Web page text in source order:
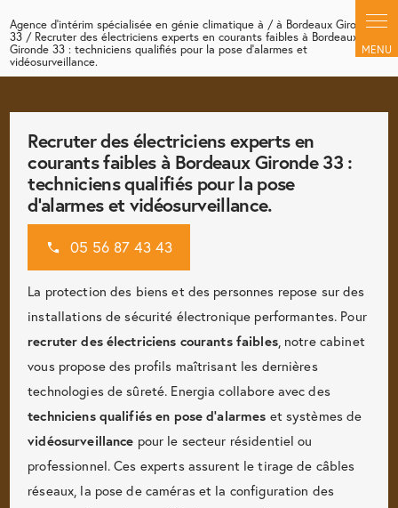
Agence d'intérim spécialisée en génie climatique à / à Bordeaux Gironde
33 / Recruter des électriciens experts en courants faibles à Bordeaux
Gironde 33 : techniciens qualifiés pour la pose d'alarmes et
vidéosurveillance.
Recruter des électriciens experts en
courants faibles à Bordeaux Gironde 33 :
techniciens qualifiés pour la pose
d'alarmes et vidéosurveillance.
05 56 87 43 43
La protection des biens et des personnes repose sur des
installations de sécurité électronique performantes. Pour
recruter des électriciens courants faibles, notre cabinet
vous propose des profils maîtrisant les dernières
technologies de sûreté. Energia collabore avec des
techniciens qualifiés en pose d'alarmes et systèmes de
vidéosurveillance pour le secteur résidentiel ou
professionnel. Ces experts assurent le tirage de câbles
réseaux, la pose de caméras et la configuration des